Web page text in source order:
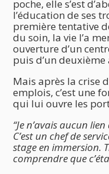
poche, elle s’est
l’éducation de ses
première tentative
du soin, la vie l’a
ouverture d’un
puis d’un deuxième
Mais après la crise
emplois, c’est une
qui lui ouvre les
“Je n’avais aucun
C’est un chef de
stage en immersion.
comprendre que